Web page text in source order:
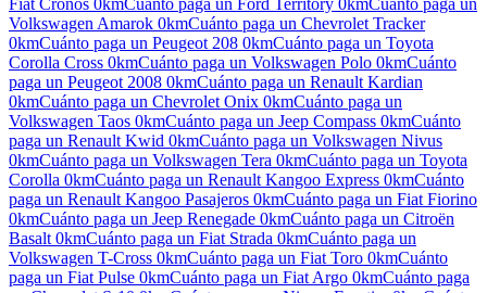
Volkswagen Amarok 0kmCuánto paga un Chevrolet Tracker
0kmCuánto paga un Peugeot 208 0kmCuánto paga un Toyota
Corolla Cross 0kmCuánto paga un Volkswagen Polo 0kmCuánto
paga un Peugeot 2008 0kmCuánto paga un Renault Kardian
0kmCuánto paga un Chevrolet Onix 0kmCuánto paga un
Volkswagen Taos 0kmCuánto paga un Jeep Compass 0kmCuánto
paga un Renault Kwid 0kmCuánto paga un Volkswagen Nivus
0kmCuánto paga un Volkswagen Tera 0kmCuánto paga un Toyota
Corolla 0kmCuánto paga un Renault Kangoo Express 0kmCuánto
paga un Renault Kangoo Pasajeros 0kmCuánto paga un Fiat Fiorino
0kmCuánto paga un Jeep Renegade 0kmCuánto paga un Citroën
Basalt 0kmCuánto paga un Fiat Strada 0kmCuánto paga un
Volkswagen T-Cross 0kmCuánto paga un Fiat Toro 0kmCuánto
paga un Fiat Pulse 0kmCuánto paga un Fiat Argo 0kmCuánto paga